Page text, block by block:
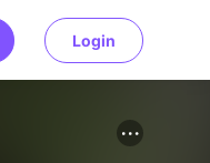
Login